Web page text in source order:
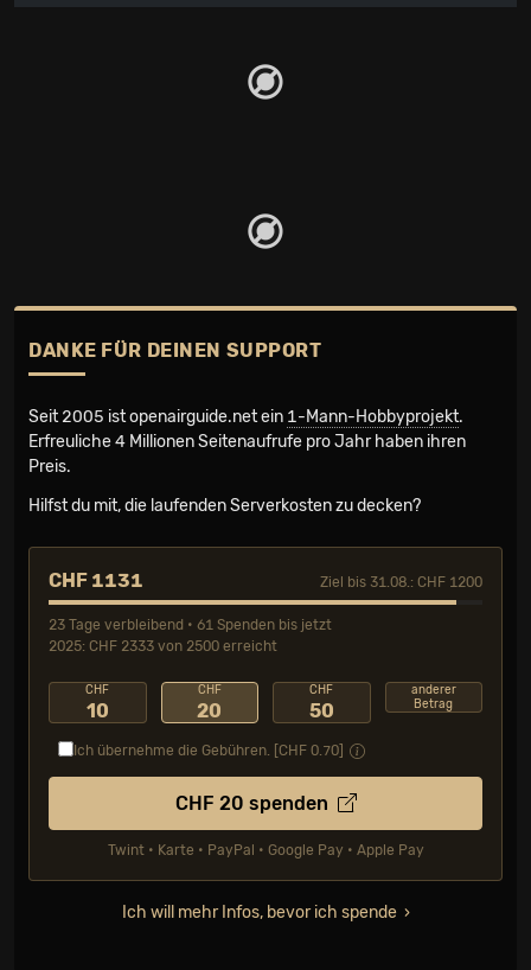
DANKE FÜR DEINEN SUPPORT
Seit 2005 ist openairguide.net ein 1-Mann-Hobbyprojekt.
Erfreuliche 4 Millionen Seiten­aufrufe pro Jahr haben ihren
Preis.
Hilfst du mit, die laufenden Serverkosten zu decken?
CHF 1131 Ziel bis 31.08.: CHF 1200
23 Tage verbleibend • 61 Spenden bis jetzt
2025: CHF 2333 von 2500 erreicht
CHF
10
CHF
20
CHF
50
anderer
Betrag
Ich übernehme die Gebühren. [CHF 0.70
CHF 20 spenden
Twint • Karte • PayPal • Google Pay • Apple Pay
Ich will mehr Infos, bevor ich spende